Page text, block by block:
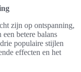
zijn op ontspanning,
betere balans
populaire stijlen
effecten en het